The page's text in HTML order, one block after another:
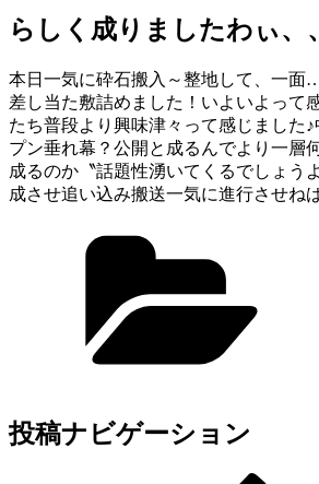
らしく成りましたわぃ、
本日一気に砕石搬入～整地して、一面
差し当た敷詰めました！いよいよって
たち普段より興味津々って感じました
プン垂れ幕？公開と成るんでより一層
成るのか〝話題性湧いてくるでしょう
成させ追い込み搬送一気に進行させね
投稿ナビゲーション